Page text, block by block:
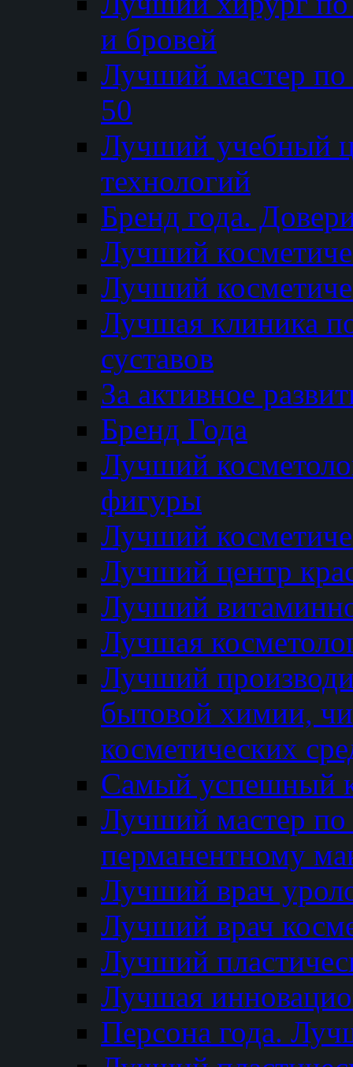
и бровей
Лучший мастер
50
Лучший
технологий
Бренд года.
Лучший
Лучший
Лучшая клиника
суставов
За активное
Бренд Года
Лучший
фигуры
Лучший
Лучший центр
Лучший
Лучшая
Лучший
бытовой химии,
косметических
Самый успешный
Лучший мастер по
перманентному
Лучший врач
Лучший врач
Лучший
Лучшая
Персона года.